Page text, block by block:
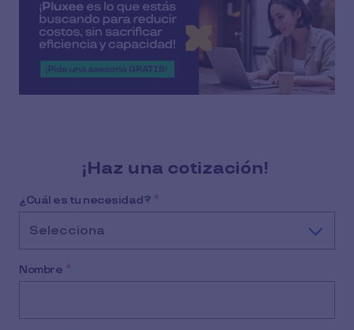
¡Haz una cotización!
¿Cuál es tu necesidad? *
Selecciona
Nombre *